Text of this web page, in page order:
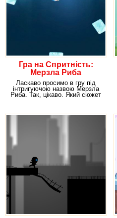
Гра на Спритність:
Мерзла Риба
Ласкаво просимо в гру під
інтригуючою назвою Мерзла
Риба. Так, цікаво. Який сюжет